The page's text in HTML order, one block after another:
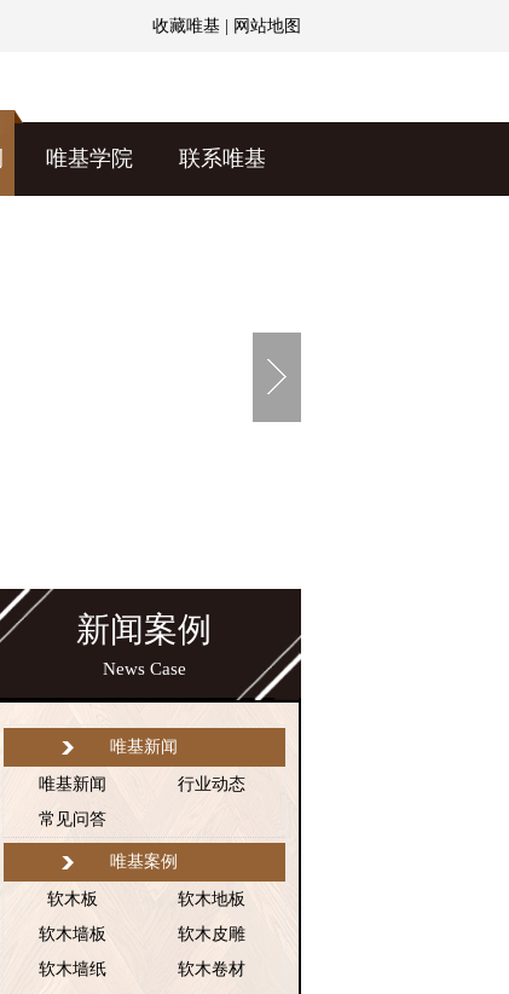
收藏唯基 网站地图
唯基学院 联系唯基
新闻案例
News Case
唯基新闻
唯基新闻
行业动态
常见问答
唯基案例
软木板
软木地板
软木墙板
软木皮雕
软木墙纸
软木卷材